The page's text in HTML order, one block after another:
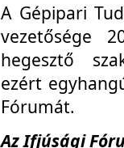
A Gépipari
vezetősége
hegesztő
ezért
Fórumát.
Az Ifjúsági